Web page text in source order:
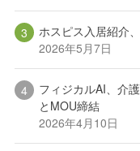
ホスピス入居紹介
2026年5月7日
フィジカルAI、介
とMOU締結
2026年4月10日